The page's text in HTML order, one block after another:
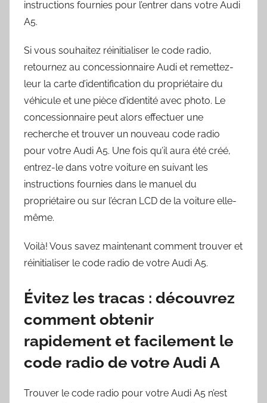
instructions fournies pour l’entrer dans votre Audi
A5.
Si vous souhaitez réinitialiser le code radio,
retournez au concessionnaire Audi et remettez-
leur la carte d’identification du propriétaire du
véhicule et une pièce d’identité avec photo. Le
concessionnaire peut alors effectuer une
recherche et trouver un nouveau code radio
pour votre Audi A5. Une fois qu’il aura été créé,
entrez-le dans votre voiture en suivant les
instructions fournies dans le manuel du
propriétaire ou sur l’écran LCD de la voiture elle-
même.
Voilà! Vous savez maintenant comment trouver et
réinitialiser le code radio de votre Audi A5.
Évitez les tracas : découvrez
comment obtenir
rapidement et facilement le
code radio de votre Audi A
Trouver le code radio pour votre Audi A5 n’est